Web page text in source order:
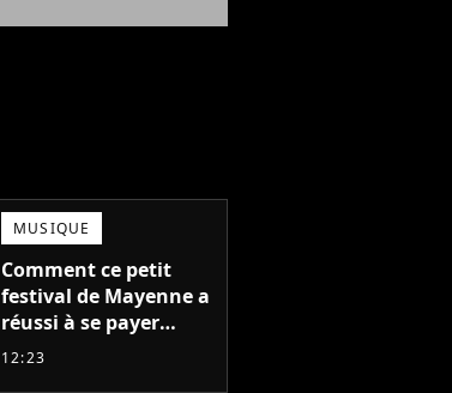
MUSIQUE
Comment ce petit
festival de Mayenne a
réussi à se payer
Robbie Williams, Jul et
12:23